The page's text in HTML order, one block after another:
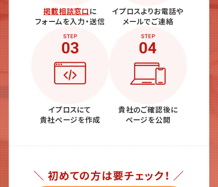
掲載相談窓口に
フォームを入力・送信
イプロスよりお電話や
メールでご連絡
イプロスにて
貴社ページを作成
貴社のご確認後に
ページを公開
＼ 初めての方は要チェック！ ／